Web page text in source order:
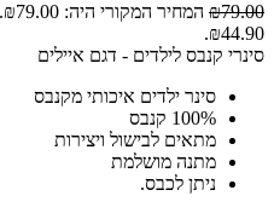
₪79.00 המחיר המקורי היה: ₪79.00.
₪44.90.
סינרי קנבס לילדים - דגם איילים
סינר ילדים איכותי מקנבס
100% קנבס
מתאים לבישול ויצירות
מתנה מושלמת
ניתן לכבס.